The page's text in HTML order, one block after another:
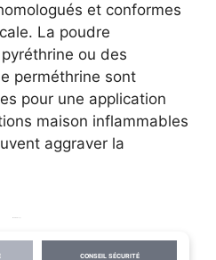
et conformes
La poudre
ou des
perméthrine sont
pour une application
maison inflammables
aggraver la
CONSEIL SÉCURITÉ